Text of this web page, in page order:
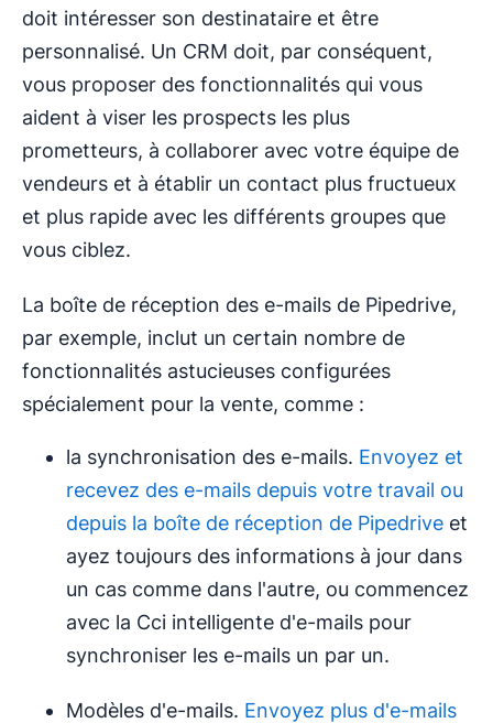
doit intéresser son destinataire et être
personnalisé. Un CRM doit, par conséquent,
vous proposer des fonctionnalités qui vous
aident à viser les prospects les plus
prometteurs, à collaborer avec votre équipe de
vendeurs et à établir un contact plus fructueux
et plus rapide avec les différents groupes que
vous ciblez.
La boîte de réception des e-mails de Pipedrive,
par exemple, inclut un certain nombre de
fonctionnalités astucieuses configurées
spécialement pour la vente, comme :
la synchronisation des e-mails. Envoyez et
recevez des e-mails depuis votre travail ou
depuis la boîte de réception de Pipedrive et
ayez toujours des informations à jour dans
un cas comme dans l'autre, ou commencez
avec la Cci intelligente d'e-mails pour
synchroniser les e-mails un par un.
Modèles d'e-mails. Envoyez plus d'e-mails